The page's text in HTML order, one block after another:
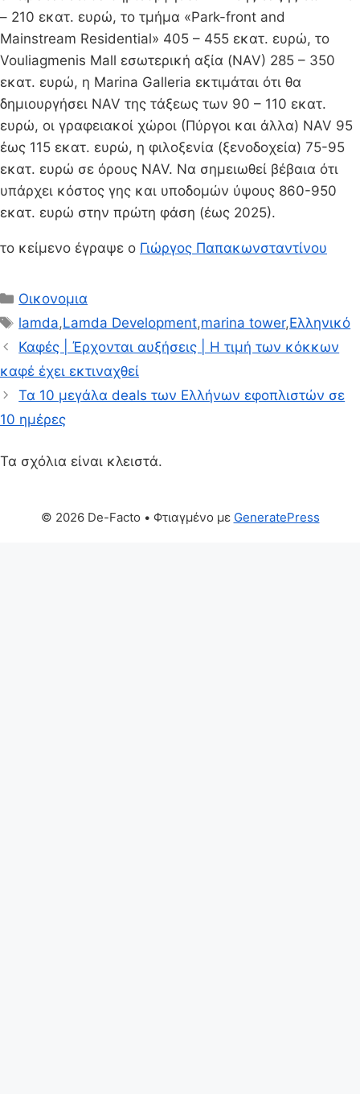
– 210 εκατ. ευρώ, το τμήμα «Park-front and
Mainstream Residential» 405 – 455 εκατ. ευρώ, το
Vouliagmenis Mall εσωτερική αξία (NAV) 285 – 350
εκατ. ευρώ, η Marina Galleria εκτιμάται ότι θα
δημιουργήσει NAV της τάξεως των 90 – 110 εκατ.
ευρώ, οι γραφειακοί χώροι (Πύργοι και άλλα) NAV 95
έως 115 εκατ. ευρώ, η φιλοξενία (ξενοδοχεία) 75-95
εκατ. ευρώ σε όρους NAV. Να σημειωθεί βέβαια ότι
υπάρχει κόστος γης και υποδομών ύψους 860-950
εκατ. ευρώ στην πρώτη φάση (έως 2025).
το κείμενο έγραψε ο Γιώργος Παπακωνσταντίνου
Κατηγορίες
Οικονομια
Ετικέτες
lamda,Lamda Development,marina tower,Ελληνικό
Καφές | Έρχονται αυξήσεις | H τιμή των κόκκων
καφέ έχει εκτιναχθεί
Τα 10 μεγάλα deals των Ελλήνων εφοπλιστών σε
10 ημέρες
Τα σχόλια είναι κλειστά.
© 2026 De-Facto • Φτιαγμένο με GeneratePress